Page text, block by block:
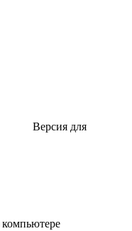
Версия для